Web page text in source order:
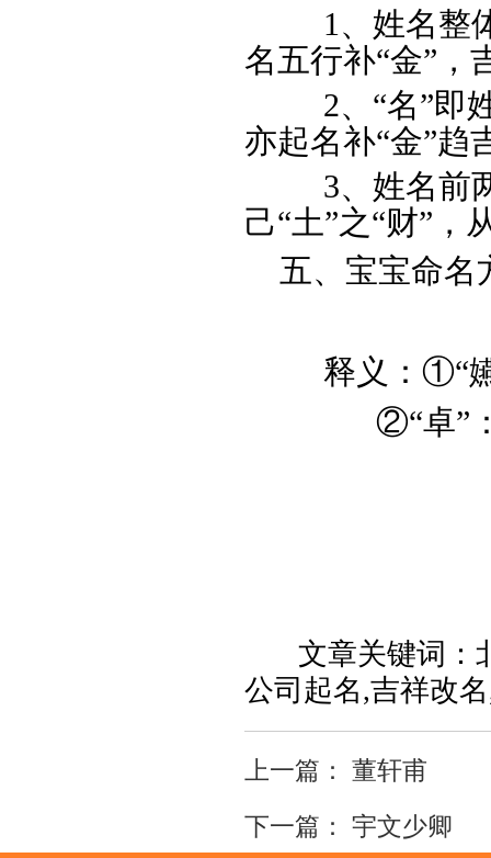
1、 姓名整
名五行补“金”，
2、“名”即
亦起名补“金”趋
3、姓名前两
己“土”之“财”，
五、宝宝命名
释义：①“嬿”
②“卓”：自
文章关键词：
公司起名,吉祥改
上一篇： 董轩甫
下一篇： 宇文少卿